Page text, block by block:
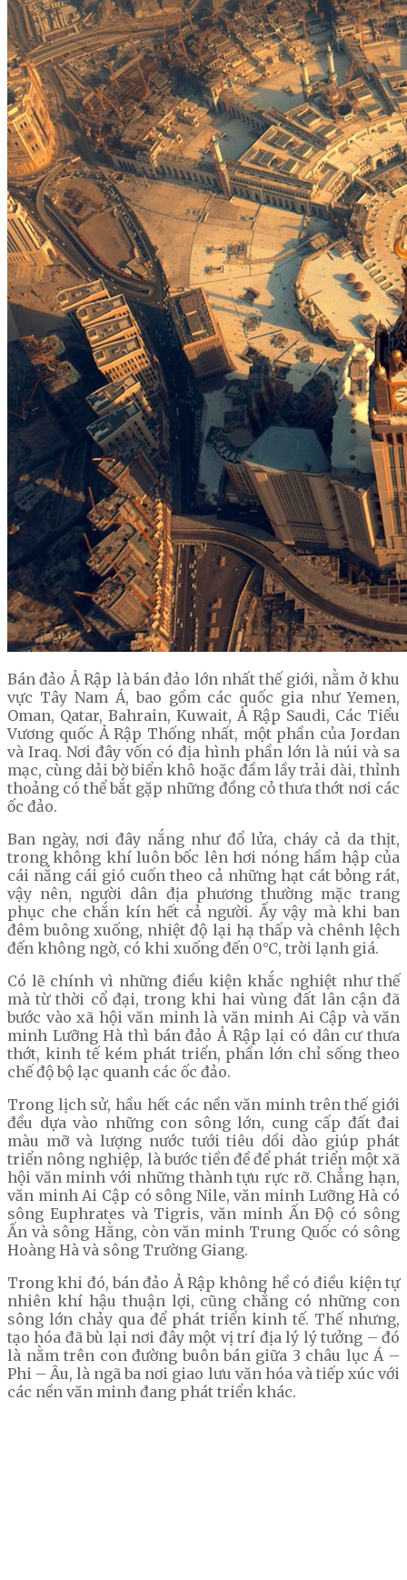
Bán đảo Ả Rập là bán đảo lớn nhất thế giới, nằm ở khu
vực Tây Nam Á, bao gồm các quốc gia như Yemen,
Oman, Qatar, Bahrain, Kuwait, Ả Rập Saudi, Các Tiểu
Vương quốc Ả Rập Thống nhất, một phần của Jordan
và Iraq. Nơi đây vốn có địa hình phần lớn là núi và sa
mạc, cùng dải bờ biển khô hoặc đầm lầy trải dài, thỉnh
thoảng có thể bắt gặp những đồng cỏ thưa thớt nơi các
ốc đảo.
Ban ngày, nơi đây nắng như đổ lửa, cháy cả da thịt,
trong không khí luôn bốc lên hơi nóng hầm hập của
cái nắng cái gió cuốn theo cả những hạt cát bỏng rát,
vậy nên, người dân địa phương thường mặc trang
phục che chắn kín hết cả người. Ấy vậy mà khi ban
đêm buông xuống, nhiệt độ lại hạ thấp và chênh lệch
đến không ngờ, có khi xuống đến 0°C, trời lạnh giá.
Có lẽ chính vì những điều kiện khắc nghiệt như thế
mà từ thời cổ đại, trong khi hai vùng đất lân cận đã
bước vào xã hội văn minh là văn minh Ai Cập và văn
minh Lưỡng Hà thì bán đảo Ả Rập lại có dân cư thưa
thớt, kinh tế kém phát triển, phần lớn chỉ sống theo
chế độ bộ lạc quanh các ốc đảo.
Trong lịch sử, hầu hết các nền văn minh trên thế giới
đều dựa vào những con sông lớn, cung cấp đất đai
màu mỡ và lượng nước tưới tiêu dồi dào giúp phát
triển nông nghiệp, là bước tiền đề để phát triển một xã
hội văn minh với những thành tựu rực rỡ. Chẳng hạn,
văn minh Ai Cập có sông Nile, văn minh Lưỡng Hà có
sông Euphrates và Tigris, văn minh Ấn Độ có sông
Ấn và sông Hằng, còn văn minh Trung Quốc có sông
Hoàng Hà và sông Trường Giang.
Trong khi đó, bán đảo Ả Rập không hề có điều kiện tự
nhiên khí hậu thuận lợi, cũng chẳng có những con
sông lớn chảy qua để phát triển kinh tế. Thế nhưng,
tạo hóa đã bù lại nơi đây một vị trí địa lý lý tưởng – đó
là nằm trên con đường buôn bán giữa 3 châu lục Á –
Phi – Âu, là ngã ba nơi giao lưu văn hóa và tiếp xúc với
các nền văn minh đang phát triển khác.